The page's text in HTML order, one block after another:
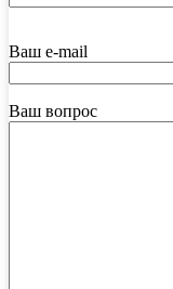
Ваш e-mail
Ваш вопрос